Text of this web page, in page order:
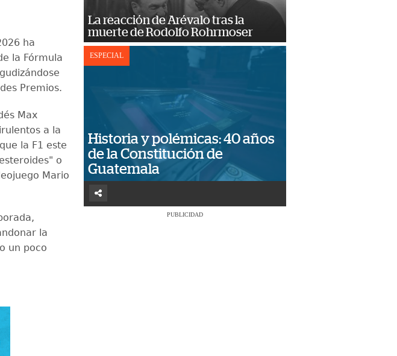
ha
la Fórmula
Premios.
Max
a la
la F1 este
o
Mario
la
un poco
La reacción de Arévalo tras la
muerte de Rodolfo Rohrmoser
ESPECIAL
Historia y polémicas: 40 años
de la Constitución de
Guatemala
PUBLICIDAD